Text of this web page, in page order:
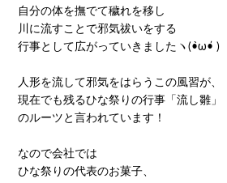
自分の体を撫でて穢れを移し
川に流すことで邪気祓いをする
行事として広がっていきましたヽ(•̀ω•́ )ゝ
人形を流して邪気をはらうこの風習が、
現在でも残るひな祭りの行事「流し雛」
のルーツと言われています！
なので会社では
ひな祭りの代表のお菓子、